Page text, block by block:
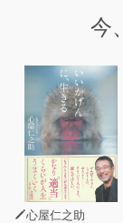
今
心屋仁之助